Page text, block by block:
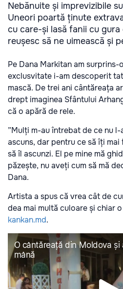
Nebănuite și imprevizibile
Uneori poartă ținute
cu care-și lasă fanii cu
reușesc să ne uimească și
Pe Dana Markitan am surprins-
exclusvitate i-am descoperit
mască. De trei ani cântăreața
drept imaginea Sfântului
că o apără de rele.
”Mulți m-au întrebat de ce nu
ascuns, dar pentru ce să îți
să îl ascunzi. El pe mine mă
păzește, nu aveți cum să mă
Dana.
Artista a spus că vrea cât de
dea mai multă culoare și chiar
kankan.md.